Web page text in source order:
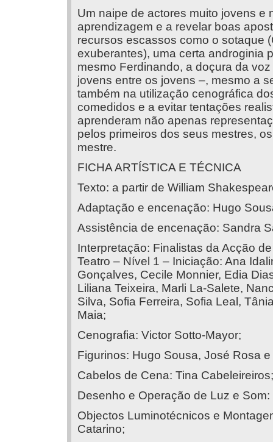
Um naipe de actores muito jovens e
aprendizagem e a revelar boas
recursos escassos como o sotaque
exuberantes), uma certa androginia
mesmo Ferdinando, a doçura da
jovens entre os jovens –, mesmo a
também na utilização cenográfica
comedidos e a evitar tentações
aprenderam não apenas
pelos primeiros dos seus mestres,
mestre.
FICHA ARTÍSTICA E TÉCNICA
Texto: a partir de William
Adaptação e encenação: Hugo
Assistência de encenação: Sandra
Interpretação: Finalistas da Acção
Teatro – Nível 1 – Iniciação: Ana
Gonçalves, Cecile Monnier, Edia
Liliana Teixeira, Marli La-Salete,
Silva, Sofia Ferreira, Sofia Leal,
Maia;
Cenografia: Victor Sotto-Mayor;
Figurinos: Hugo Sousa, José Rosa
Cabelos de Cena: Tina Cabeleireiros;
Desenho e Operação de Luz e
Objectos Luminotécnicos e
Catarino;